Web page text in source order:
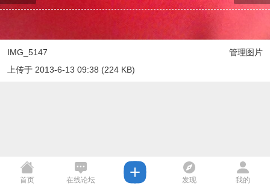
管理图片
IMG_5147
上传于 2013-6-13 09:38 (224 KB)
首页 在线论坛 发现 我的